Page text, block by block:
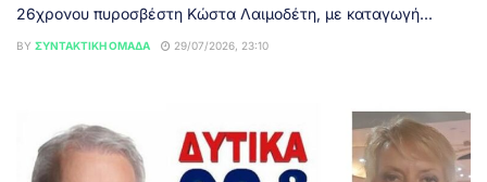
26χρονου πυροσβέστη Κώστα Λαιμοδέτη, με καταγωγή...
BY ΣΥΝΤΑΚΤΙΚΉ ΟΜΆΔΑ 29/07/2026, 23:10